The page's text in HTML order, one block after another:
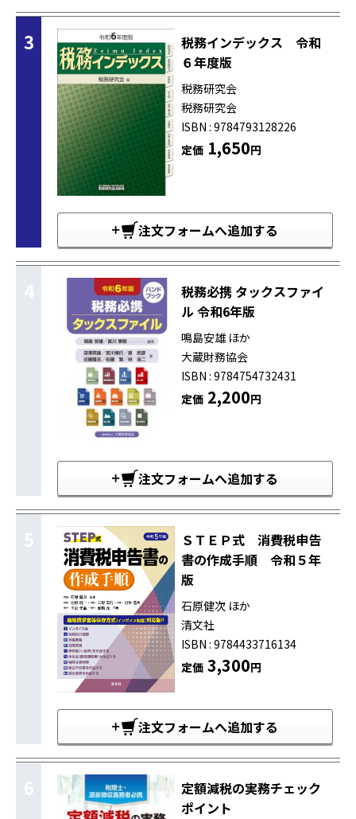
3
税務インデックス 令和
６年度版
税務研究会
税務研究会
ISBN : 9784793128226
定価1,650円
注文フォームへ追加する
4
税務必携 タックスファイ
ル 令和6年版
鳴島安雄 ほか
大蔵財務協会
ISBN : 9784754732431
定価2,200円
注文フォームへ追加する
5
ＳＴＥＰ式 消費税申告
書の作成手順 令和５年
版
石原健次 ほか
清文社
ISBN : 9784433716134
定価3,300円
注文フォームへ追加する
6
定額減税の実務チェック
ポイント